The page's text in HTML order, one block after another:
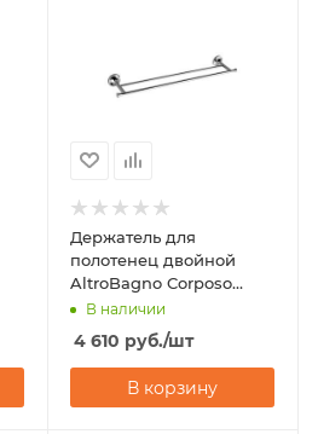
Держатель для
полотенец двойной
AltroBagno Corposo
081406 Cr
В наличии
4 610 руб./шт
В корзину